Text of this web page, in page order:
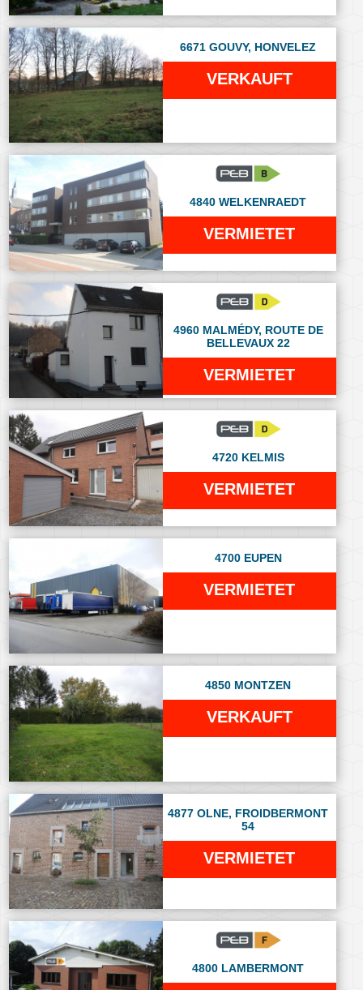
6671 GOUVY, HONVELEZ
VERKAUFT
4840 WELKENRAEDT
VERMIETET
4960 MALMÉDY, ROUTE DE
BELLEVAUX 22
VERMIETET
4720 KELMIS
VERMIETET
4700 EUPEN
VERMIETET
4850 MONTZEN
VERKAUFT
4877 OLNE, FROIDBERMONT
54
VERMIETET
4800 LAMBERMONT